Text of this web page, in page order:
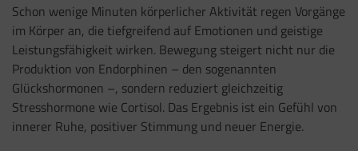
Schon wenige Minuten körperlicher Aktivität regen Vorgänge
im Körper an, die tiefgreifend auf Emotionen und geistige
Leistungsfähigkeit wirken. Bewegung steigert nicht nur die
Produktion von Endorphinen – den sogenannten
Glückshormonen –, sondern reduziert gleichzeitig
Stresshormone wie Cortisol. Das Ergebnis ist ein Gefühl von
innerer Ruhe, positiver Stimmung und neuer Energie.